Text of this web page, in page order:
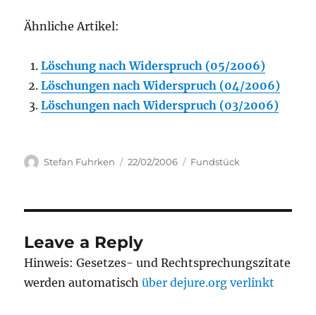
Ähnliche Artikel:
Löschung nach Widerspruch (05/2006)
Löschungen nach Widerspruch (04/2006)
Löschungen nach Widerspruch (03/2006)
Author
Stefan Fuhrken
Posted
22/02/2006 Categories
Fundstück
Leave a Reply
Hinweis: Gesetzes- und Rechtsprechungszitate
werden automatischüber dejure.org verlinkt